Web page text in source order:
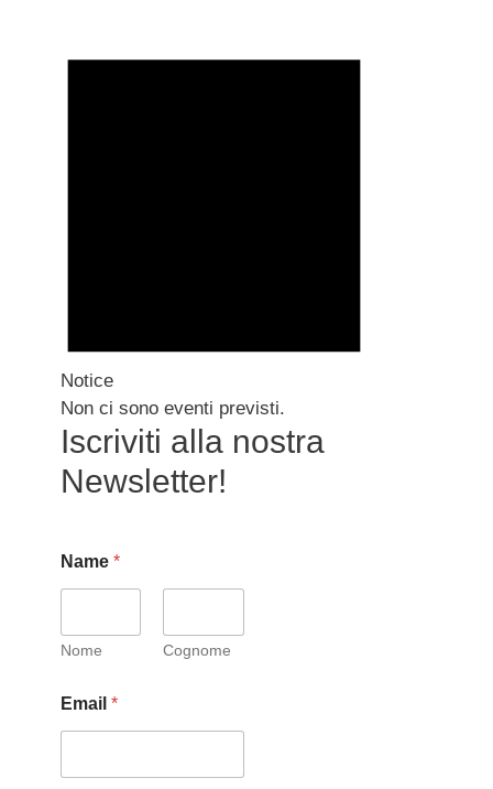
Notice
Non ci sono eventi previsti.
Iscriviti alla nostra
Newsletter!
Name *
Nome Cognome
Email *